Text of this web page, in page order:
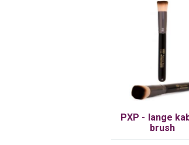
PXP - lange
brush